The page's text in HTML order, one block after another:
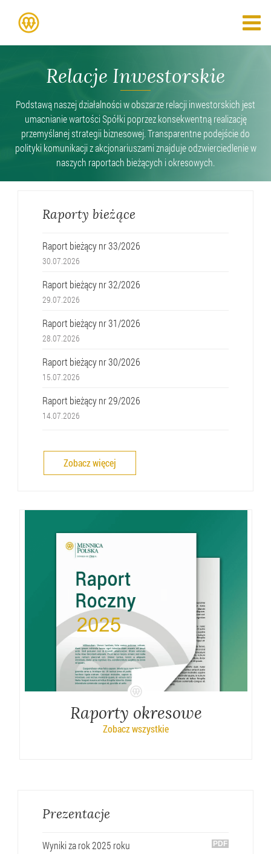
Relacje Inwestorskie
Podstawą naszej działalności w obszarze relacji inwestorskich jest
umacnianie wartości Spółki poprzez konsekwentną realizację
przemyślanej strategii biznesowej. Transparentne podejście do
polityki komunikacji z akcjonariuszami znajduje odzwierciedlenie w
naszych raportach bieżących i okresowych.
Raporty bieżące
Raport bieżący nr 33/2026
30.07.2026
Raport bieżący nr 32/2026
29.07.2026
Raport bieżący nr 31/2026
28.07.2026
Raport bieżący nr 30/2026
15.07.2026
Raport bieżący nr 29/2026
14.07.2026
Zobacz więcej
Raporty okresowe
Zobacz wszystkie
Prezentacje
Wyniki za rok 2025 roku